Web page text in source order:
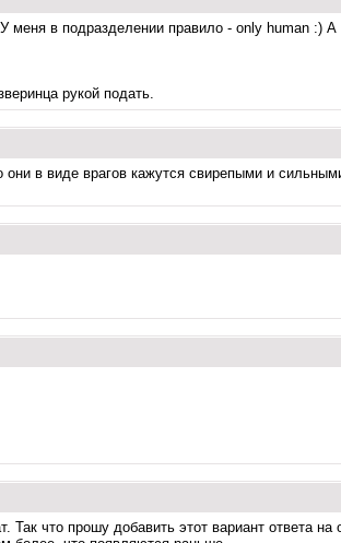
в подразделении правило - only human :)
рукой подать.
в виде врагов кажутся свирепыми и
что прошу добавить этот вариант ответа